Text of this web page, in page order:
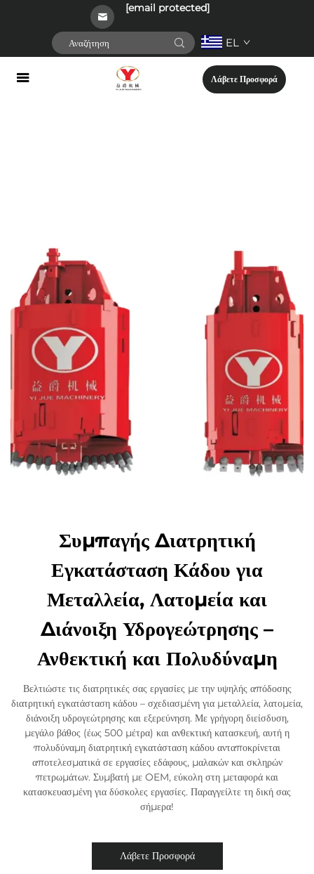
[email protected]
EL
Λάβετε Προσφορά
Συμπαγής Διατρητική
Εγκατάσταση Κάδου για
Μεταλλεία, Λατομεία και
Διάνοιξη Υδρογεώτρησης –
Ανθεκτική και Πολυδύναμη
Βελτιώστε τις διατρητικές σας εργασίες με την υψηλής απόδοσης
διατρητική εγκατάσταση κάδου – σχεδιασμένη για μεταλλεία, λατομεία,
διάνοιξη υδρογεώτρησης και εξερεύνηση. Με γρήγορη διείσδυση,
μεγάλο βάθος (έως 500 μέτρα) και ανθεκτική κατασκευή, αυτή η
πολυδύναμη διατρητική εγκατάσταση κάδου ανταποκρίνεται
αποτελεσματικά σε εργασίες εδάφους, μαλακών και σκληρών
πετρωμάτων. Συμβατή με OEM, εύκολη στη μεταφορά και
κατασκευασμένη για δύσκολες εργασίες. Παραγγείλτε τη δική σας
σήμερα!
Λάβετε Προσφορά